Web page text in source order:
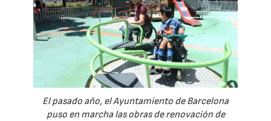
El pasado año, el Ayuntamiento de Barcelona
puso en marcha las obras de renovación de